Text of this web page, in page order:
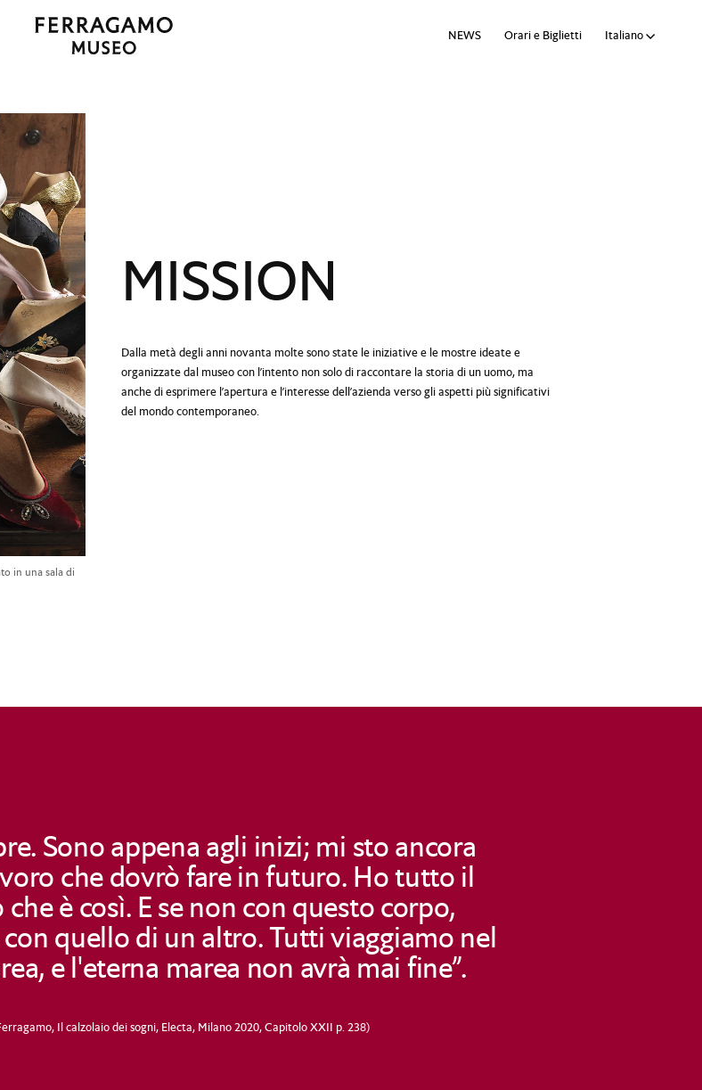
Salta alla navigazione
Salta al contenuto principale
Salta al piè di pagina NEWS Orari e Biglietti Language:
Italiano
in una sala di
MISSION
Dalla metà degli anni novanta molte sono state le iniziative e le mostre ideate e
organizzate dal museo con l’intento non solo di raccontare la storia di un uomo, ma
anche di esprimere l’apertura e l’interesse dell’azienda verso gli aspetti più significativi
del mondo contemporaneo.
Sono appena agli inizi; mi sto ancora
che dovrò fare in futuro. Ho tutto il
è così. E se non con questo corpo,
quello di un altro. Tutti viaggiamo nel
e l'eterna marea non avrà mai fine”.
Il calzolaio dei sogni, Electa, Milano 2020, Capitolo XXII p. 238)